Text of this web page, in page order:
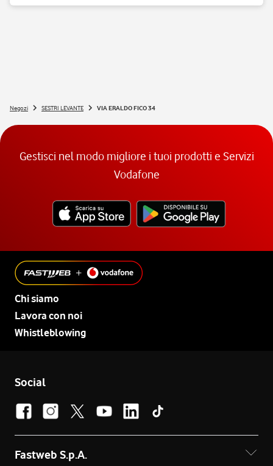
Negozi SESTRI LEVANTE VIA ERALDO FICO 34
Gestisci nel modo migliore i tuoi prodotti e Servizi
Vodafone
Chi siamo
Lavora con noi
Whistleblowing
Social
Fastweb S.p.A.